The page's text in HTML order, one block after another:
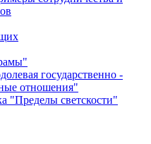
государственно -
отношения"
"Пределы светскости"